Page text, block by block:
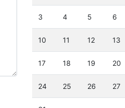
3 4 5 6
10 11 12 13
17 18 19 20
24 25 26 27